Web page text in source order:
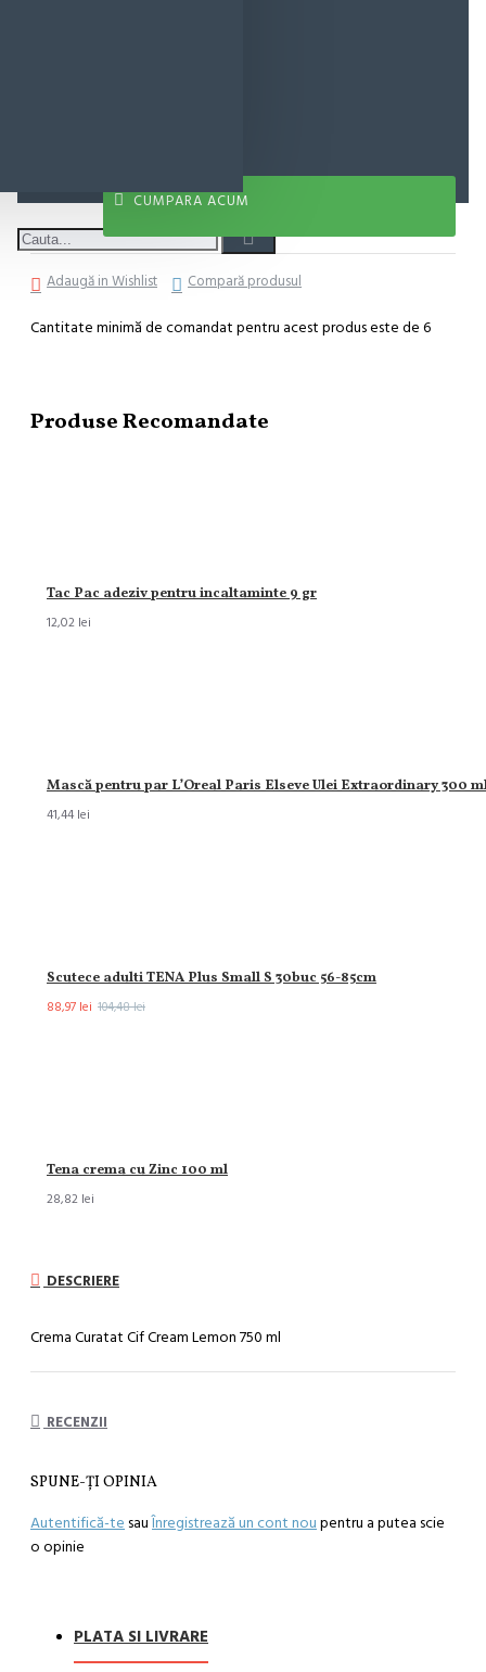
CUMPARA ACUM
Adaugă in Wishlist Compară produsul
Cantitate minimă de comandat pentru acest produs este de 6
Produse Recomandate
Tac Pac adeziv pentru incaltaminte 9 gr
12,02 lei
Mască pentru par L’Oreal Paris Elseve Ulei Extraordinary 300
41,44 lei
Scutece adulti TENA Plus Small S 30buc 56-85cm
88,97 lei 104,48 lei
Tena crema cu Zinc 100 ml
28,82 lei
DESCRIERE
Crema Curatat Cif Cream Lemon 750 ml
RECENZII
SPUNE-ŢI OPINIA
Autentifică-te sauÎnregistrează un cont nou pentru a putea scie
o opinie
PLATA SI LIVRARE